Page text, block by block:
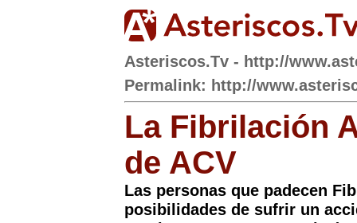
Asteriscos.Tv - http://
Permalink: http://
La Fibrilación
de ACV
Las personas que padecen
posibilidades de sufrir un